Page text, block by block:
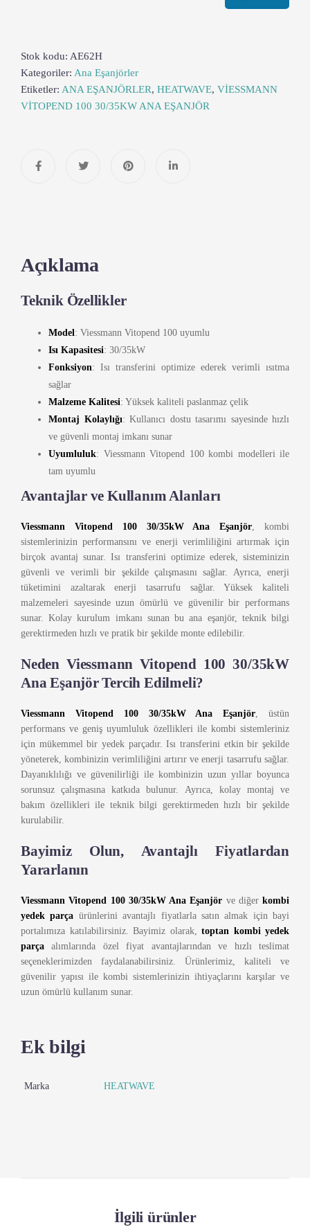
Stok kodu: AE62H
Kategoriler: Ana Eşanjörler
Etiketler: ANA EŞANJÖRLER, HEATWAVE, VİESSMANN
VİTOPEND 100 30/35KW ANA EŞANJÖR
Açıklama
Teknik Özellikler
Model: Viessmann Vitopend 100 uyumlu
Isı Kapasitesi: 30/35kW
Fonksiyon: Isı transferini optimize ederek verimli ısıtma
sağlar
Malzeme Kalitesi: Yüksek kaliteli paslanmaz çelik
Montaj Kolaylığı: Kullanıcı dostu tasarımı sayesinde hızlı
ve güvenli montaj imkanı sunar
Uyumluluk: Viessmann Vitopend 100 kombi modelleri ile
tam uyumlu
Avantajlar ve Kullanım Alanları
Viessmann Vitopend 100 30/35kW Ana Eşanjör, kombi
sistemlerinizin performansını ve enerji verimliliğini artırmak için
birçok avantaj sunar. Isı transferini optimize ederek, sisteminizin
güvenli ve verimli bir şekilde çalışmasını sağlar. Ayrıca, enerji
tüketimini azaltarak enerji tasarrufu sağlar. Yüksek kaliteli
malzemeleri sayesinde uzun ömürlü ve güvenilir bir performans
sunar. Kolay kurulum imkanı sunan bu ana eşanjör, teknik bilgi
gerektirmeden hızlı ve pratik bir şekilde monte edilebilir.
Neden Viessmann Vitopend 100 30/35kW
Ana Eşanjör Tercih Edilmeli?
Viessmann Vitopend 100 30/35kW Ana Eşanjör, üstün
performans ve geniş uyumluluk özellikleri ile kombi sistemleriniz
için mükemmel bir yedek parçadır. Isı transferini etkin bir şekilde
yöneterek, kombinizin verimliliğini artırır ve enerji tasarrufu sağlar.
Dayanıklılığı ve güvenilirliği ile kombinizin uzun yıllar boyunca
sorunsuz çalışmasına katkıda bulunur. Ayrıca, kolay montaj ve
bakım özellikleri ile teknik bilgi gerektirmeden hızlı bir şekilde
kurulabilir.
Bayimiz Olun, Avantajlı Fiyatlardan
Yararlanın
Viessmann Vitopend 100 30/35kW Ana Eşanjör ve diğer kombi
yedek parça ürünlerini avantajlı fiyatlarla satın almak için bayi
portalımıza katılabilirsiniz. Bayimiz olarak, toptan kombi yedek
parça alımlarında özel fiyat avantajlarından ve hızlı teslimat
seçeneklerimizden faydalanabilirsiniz. Ürünlerimiz, kaliteli ve
güvenilir yapısı ile kombi sistemlerinizin ihtiyaçlarını karşılar ve
uzun ömürlü kullanım sunar.
Ek bilgi
Marka HEATWAVE
İlgili ürünler